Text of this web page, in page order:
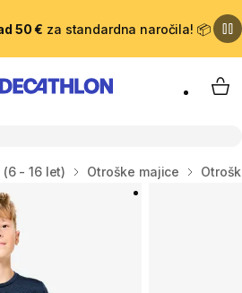
50 € za standardna naročila! 📦
- 16 let) Otroške majice